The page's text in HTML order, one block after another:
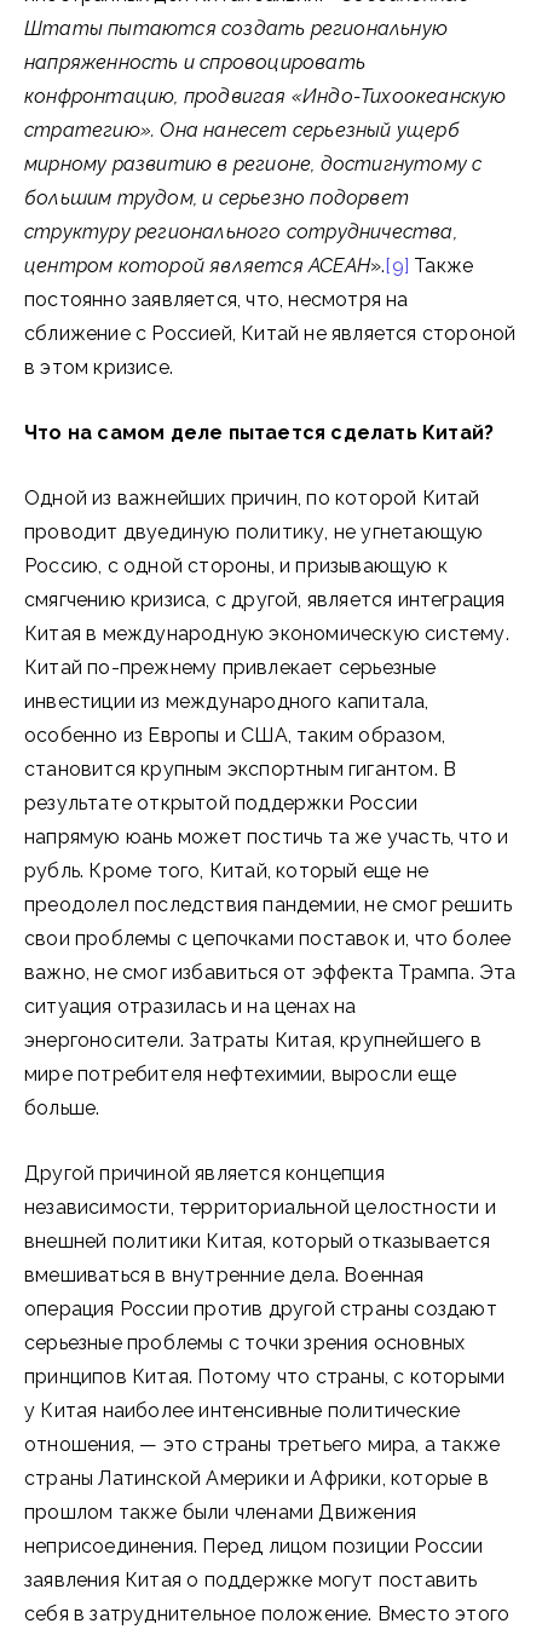
Штаты пытаются создать региональную
напряженность и спровоцировать
конфронтацию, продвигая «Индо-Тихоокеанскую
стратегию». Она нанесет серьезный ущерб
мирному развитию в регионе, достигнутому с
большим трудом, и серьезно подорвет
структуру регионального сотрудничества,
центром которой является АСЕАН».[9] Также
постоянно заявляется, что, несмотря на
сближение с Россией, Китай не является стороной
в этом кризисе.
Что на самом деле пытается сделать Китай?
Одной из важнейших причин, по которой Китай
проводит двуединую политику, не угнетающую
Россию, с одной стороны, и призывающую к
смягчению кризиса, с другой, является интеграция
Китая в международную экономическую систему.
Китай по-прежнему привлекает серьезные
инвестиции из международного капитала,
особенно из Европы и США, таким образом,
становится крупным экспортным гигантом. В
результате открытой поддержки России
напрямую юань может постичь та же участь, что и
рубль. Кроме того, Китай, который еще не
преодолел последствия пандемии, не смог решить
свои проблемы с цепочками поставок и, что более
важно, не смог избавиться от эффекта Трампа. Эта
ситуация отразилась и на ценах на
энергоносители. Затраты Китая, крупнейшего в
мире потребителя нефтехимии, выросли еще
больше.
Другой причиной является концепция
независимости, территориальной целостности и
внешней политики Китая, который отказывается
вмешиваться в внутренние дела. Военная
операция России против другой страны создают
серьезные проблемы с точки зрения основных
принципов Китая. Потому что страны, с которыми
у Китая наиболее интенсивные политические
отношения, — это страны третьего мира, а также
страны Латинской Америки и Африки, которые в
прошлом также были членами Движения
неприсоединения. Перед лицом позиции России
заявления Китая о поддержке могут поставить
себя в затруднительное положение. Вместо этого